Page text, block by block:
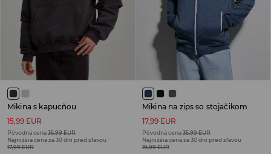
Mikina s kapucňou
15,99 EUR
Pôvodná cena35,99 EUR
Najnižšia cena za 30 dní pred zľavou
17,99 EUR
Mikina na zips so stojačikom
17,99 EUR
Pôvodná cena35,99 EUR
Najnižšia cena za 30 dní pred zľavou
19,99 EUR